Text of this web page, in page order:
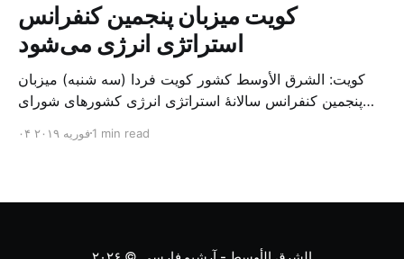
کویت میزبان پنجمین کنفرانس
استراتژی انرژی می‌شود
کویت: الشرق الأوسط کشور کویت فردا (سه شنبه) میزبان
پنجمین کنفرانس سالانهٔ استراتژی انرژی کشورهای شورای
متخصص از شرکت‌های جهانی نفت و گاز در این کنفرانس
۰۴ فوریه ۲۰۱۹1 min read